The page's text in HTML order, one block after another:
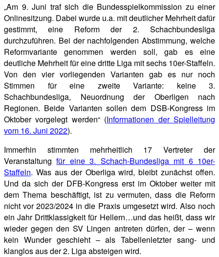
„Am 9. Juni traf sich die Bundesspielkommission zu einer
Onlinesitzung. Dabei wurde u.a. mit deutlicher Mehrheit dafür
gestimmt, eine Reform der 2. Schachbundesliga
durchzuführen. Bei der nachfolgenden Abstimmung, welche
Reformvariante genommen werden soll, gab es eine
deutliche Mehrheit für eine dritte Liga mit sechs 10er-Staffeln.
Von den vier vorliegenden Varianten gab es nur noch
Stimmen für eine zweite Variante: keine 3.
Schachbundesliga, Neuordnung der Oberligen nach
Regionen. Beide Varianten sollen dem DSB-Kongress im
Oktober vorgelegt werden“ (Informationen der Spielleitung
vom 16. Juni 2022).
Immerhin stimmten mehrheitlich 17 Vertreter der
Veranstaltungfür eine 3. Schach-Bundesliga mit 6 10er-
Staffeln. Was aus der Oberliga wird, bleibt zunächst offen.
Und da sich der DFB-Kongress erst im Oktober weiter mit
dem Thema beschäftigt, ist zu vermuten, dass die Reform
nicht vor 2023/2024 in die Praxis umgesetzt wird. Also noch
ein Jahr Drittklassigkeit für Hellern…und das heißt, dass wir
wieder gegen den SV Lingen antreten dürfen, der – wenn
kein Wunder geschieht – als Tabellenletzter sang- und
klanglos aus der 2. Liga absteigen wird.